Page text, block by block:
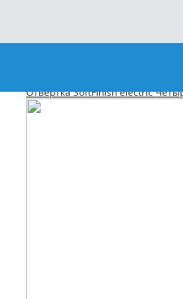
Отвертка SoftFinish electric